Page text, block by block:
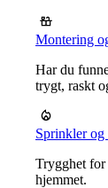
Montering
Har du
trygt, raskt
Sprinkler
Trygghet for
hjemmet.